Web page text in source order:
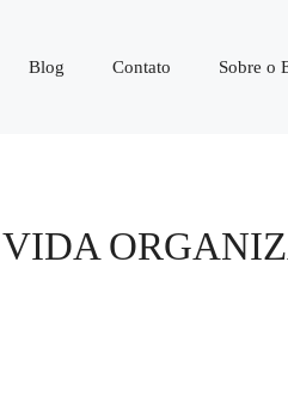
Blog Contato Sobre o